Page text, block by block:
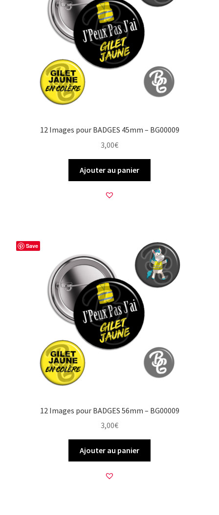
12 Images pour BADGES 45mm – BG00009
3,00€
Ajouter au panier
Save
12 Images pour BADGES 56mm – BG00009
3,00€
Ajouter au panier